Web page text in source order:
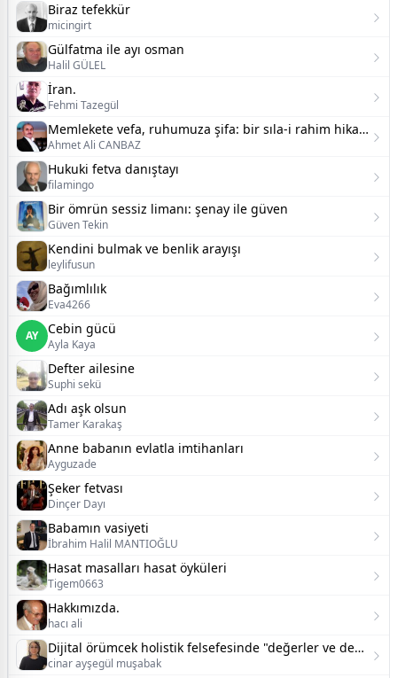
Biraz tefekkür
micingirt
Gülfatma ile ayı osman
Halil GÜLEL
İran.
Fehmi Tazegül
Memlekete vefa, ruhumuza şifa: bir sıla-i rahim hikayesi (kanlıca)
Ahmet Ali CANBAZ
Hukuki fetva danıştayı
filamingo
Bir ömrün sessiz limanı: şenay ile güven
Güven Tekin
Kendini bulmak ve benlik arayışı
leylifusun
Bağımlılık
Eva4266
AY Cebin gücü
Ayla Kaya
Defter ailesine
Suphi sekü
Adı aşk olsun
Tamer Karakaş
Anne babanın evlatla imtihanları
Ayguzade
Şeker fetvası
Dinçer Dayı
Babamın vasiyeti
İbrahim Halil MANTIOĞLU
Hasat masalları hasat öyküleri
Tigem0663
Hakkımızda.
hacı ali
Dijital örümcek holistik felsefesinde "değerler ve değer yaratımı";
cinar ayşegül muşabak